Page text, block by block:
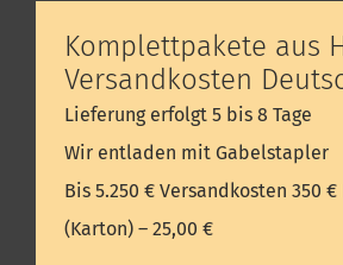
Komplettpakete aus
Versandkosten
Lieferung erfolgt 5 bis 8 Tage
Wir entladen mit Gabelstapler
Bis 5.250 € Versandkosten 350
(Karton) – 25,00 €